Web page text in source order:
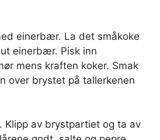
einerbær. La det småkoke
einerbær. Pisk inn
mens kraften koker. Smak
over brystet på tallerkenen
Klipp av brystpartiet og ta av